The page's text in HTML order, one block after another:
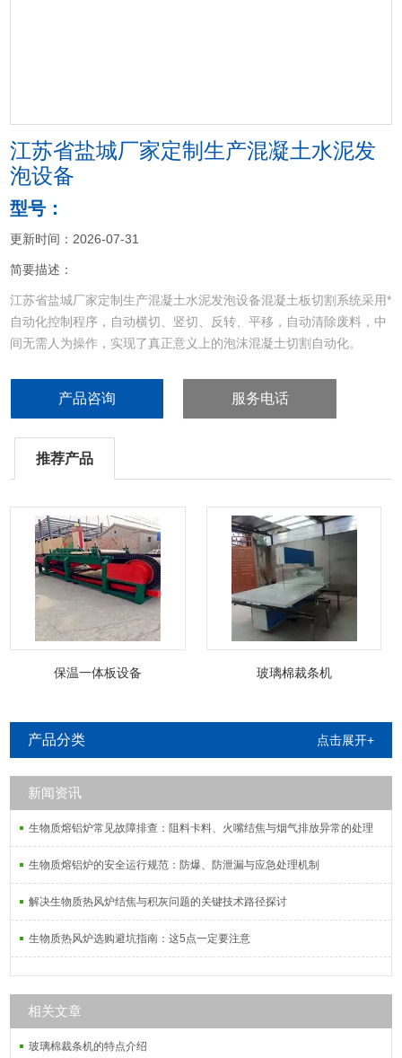
江苏省盐城厂家定制生产混凝土水泥发
泡设备
型号：
更新时间：2026-07-31
简要描述：
江苏省盐城厂家定制生产混凝土水泥发泡设备混凝土板切割系统采用*
自动化控制程序，自动横切、竖切、反转、平移，自动清除废料，中
间无需人为操作，实现了真正意义上的泡沫混凝土切割自动化。
产品咨询 服务电话
推荐产品
保温一体板设备 玻璃棉裁条机
产品分类 点击展开+
新闻资讯
生物质熔铝炉常见故障排查：阻料卡料、火嘴结焦与烟气排放异常的处理
生物质熔铝炉的安全运行规范：防爆、防泄漏与应急处理机制
解决生物质热风炉结焦与积灰问题的关键技术路径探讨
生物质热风炉选购避坑指南：这5点一定要注意
相关文章
玻璃棉裁条机的特点介绍